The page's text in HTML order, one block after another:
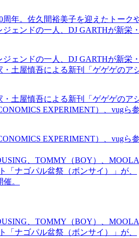
年。佐久間裕美子を迎えたトーク
ェンドの一人、DJ GARTHが新栄
ェンドの一人、DJ GARTHが新栄
土屋慎吾による新刊「ゲゲゲの
土屋慎吾による新刊「ゲゲゲの
EXPERIMENT）、vug
EXPERIMENT）、vug
、TOMMY（BOY）、MOOLA
ナゴパル盆祭（ボンサイ）」が、
。
、TOMMY（BOY）、MOOLA
ナゴパル盆祭（ボンサイ）」が、